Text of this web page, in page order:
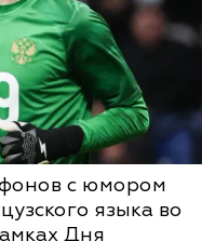
с юмором
языка во
Дня